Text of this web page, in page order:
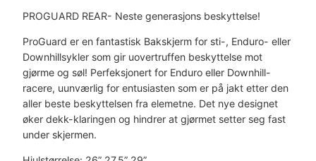
PROGUARD REAR- Neste generasjons beskyttelse!
ProGuard er en fantastisk Bakskjerm for sti-, Enduro- eller
Downhillsykler som gir uovertruffen beskyttelse mot
gjørme og søl! Perfeksjonert for Enduro eller Downhill-
racere, uunværlig for entusiasten som er på jakt etter den
aller beste beskyttelsen fra elemetne. Det nye designet
øker dekk-klaringen og hindrer at gjørmet setter seg fast
under skjermen.